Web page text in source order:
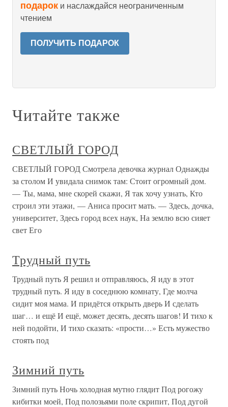
подарок и наслаждайся неограниченным
чтением
ПОЛУЧИТЬ ПОДАРОК
Читайте также
СВЕТЛЫЙ ГОРОД
СВЕТЛЫЙ ГОРОД Смотрела девочка журнал Однажды
за столом И увидала снимок там: Стоит огромный дом.
— Ты, мама, мне скорей скажи, Я так хочу узнать, Кто
строил эти этажи, — Аниса просит мать. — Здесь, дочка,
университет, Здесь город всех наук, На землю всю сияет
свет Его
Трудный путь
Трудный путь Я решил и отправляюсь, Я иду в этот
трудный путь. Я иду в соседнюю комнату, Где молча
сидит моя мама. И придётся открыть дверь И сделать
шаг… и ещё И ещё, может десять, десять шагов! И тихо к
ней подойти, И тихо сказать: «прости…» Есть мужество
стоять под
Зимний путь
Зимний путь Ночь холодная мутно глядит Под рогожу
кибитки моей, Под полозьями поле скрипит, Под дугой